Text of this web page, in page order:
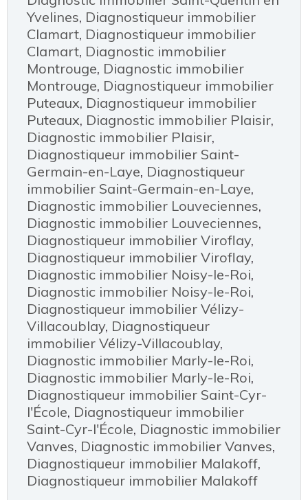
Yvelines, Diagnostiqueur immobilier
Clamart, Diagnostiqueur immobilier
Clamart, Diagnostic immobilier
Montrouge, Diagnostic immobilier
Montrouge, Diagnostiqueur immobilier
Puteaux, Diagnostiqueur immobilier
Puteaux, Diagnostic immobilier Plaisir,
Diagnostic immobilier Plaisir,
Diagnostiqueur immobilier Saint-
Germain-en-Laye, Diagnostiqueur
immobilier Saint-Germain-en-Laye,
Diagnostic immobilier Louveciennes,
Diagnostic immobilier Louveciennes,
Diagnostiqueur immobilier Viroflay,
Diagnostiqueur immobilier Viroflay,
Diagnostic immobilier Noisy-le-Roi,
Diagnostic immobilier Noisy-le-Roi,
Diagnostiqueur immobilier Vélizy-
Villacoublay, Diagnostiqueur
immobilier Vélizy-Villacoublay,
Diagnostic immobilier Marly-le-Roi,
Diagnostic immobilier Marly-le-Roi,
Diagnostiqueur immobilier Saint-Cyr-
l'École, Diagnostiqueur immobilier
Saint-Cyr-l'École, Diagnostic immobilier
Vanves, Diagnostic immobilier Vanves,
Diagnostiqueur immobilier Malakoff,
Diagnostiqueur immobilier Malakoff